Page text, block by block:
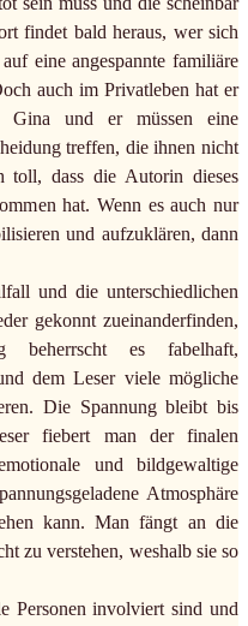
findet bald heraus, wer sich
eine angespannte familiäre
auch im Privatleben hat er
Gina und er müssen eine
treffen, die ihnen nicht
dass die Autorin dieses
hat. Wenn es auch nur
und aufzuklären, dann
und die unterschiedlichen
gekonnt zueinanderfinden,
beherrscht es fabelhaft,
dem Leser viele mögliche
Die Spannung bleibt bis
fiebert man der finalen
und bildgewaltige
Atmosphäre
kann. Man fängt an die
zu verstehen, weshalb sie so
Personen involviert sind und